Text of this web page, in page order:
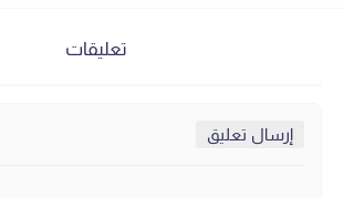
تعليقات
إرسال تعليق